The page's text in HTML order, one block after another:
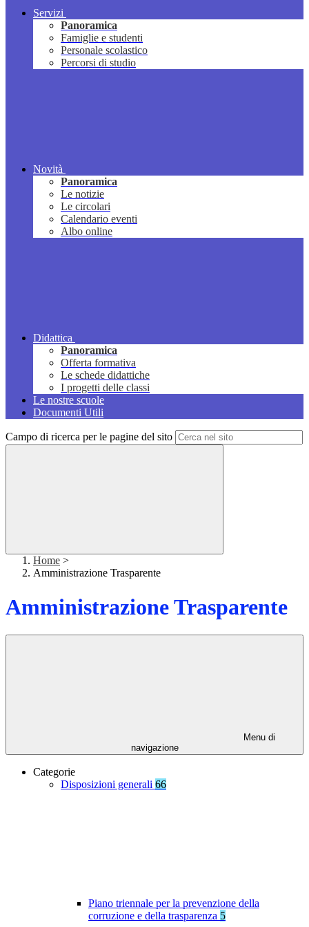
Servizi
Panoramica
Famiglie e studenti
Personale scolastico
Percorsi di studio
Novità
Panoramica
Le notizie
Le circolari
Calendario eventi
Albo online
Didattica
Panoramica
Offerta formativa
Le schede didattiche
I progetti delle classi
Le nostre scuole
Documenti Utili
Campo di ricerca per le pagine del sito
Home >
Amministrazione Trasparente
Amministrazione Trasparente
Menu di
navigazione
Categorie
Disposizioni generali 66
Piano triennale per la prevenzione della
corruzione e della trasparenza 5